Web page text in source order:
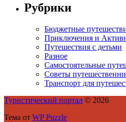
Рубрики
Бюджетные
Приключения и
Путешествия с детьми
Разное
Самостоятельные
Советы
Транспорт для
Туристический портал © 2026
Тема от WP Puzzle